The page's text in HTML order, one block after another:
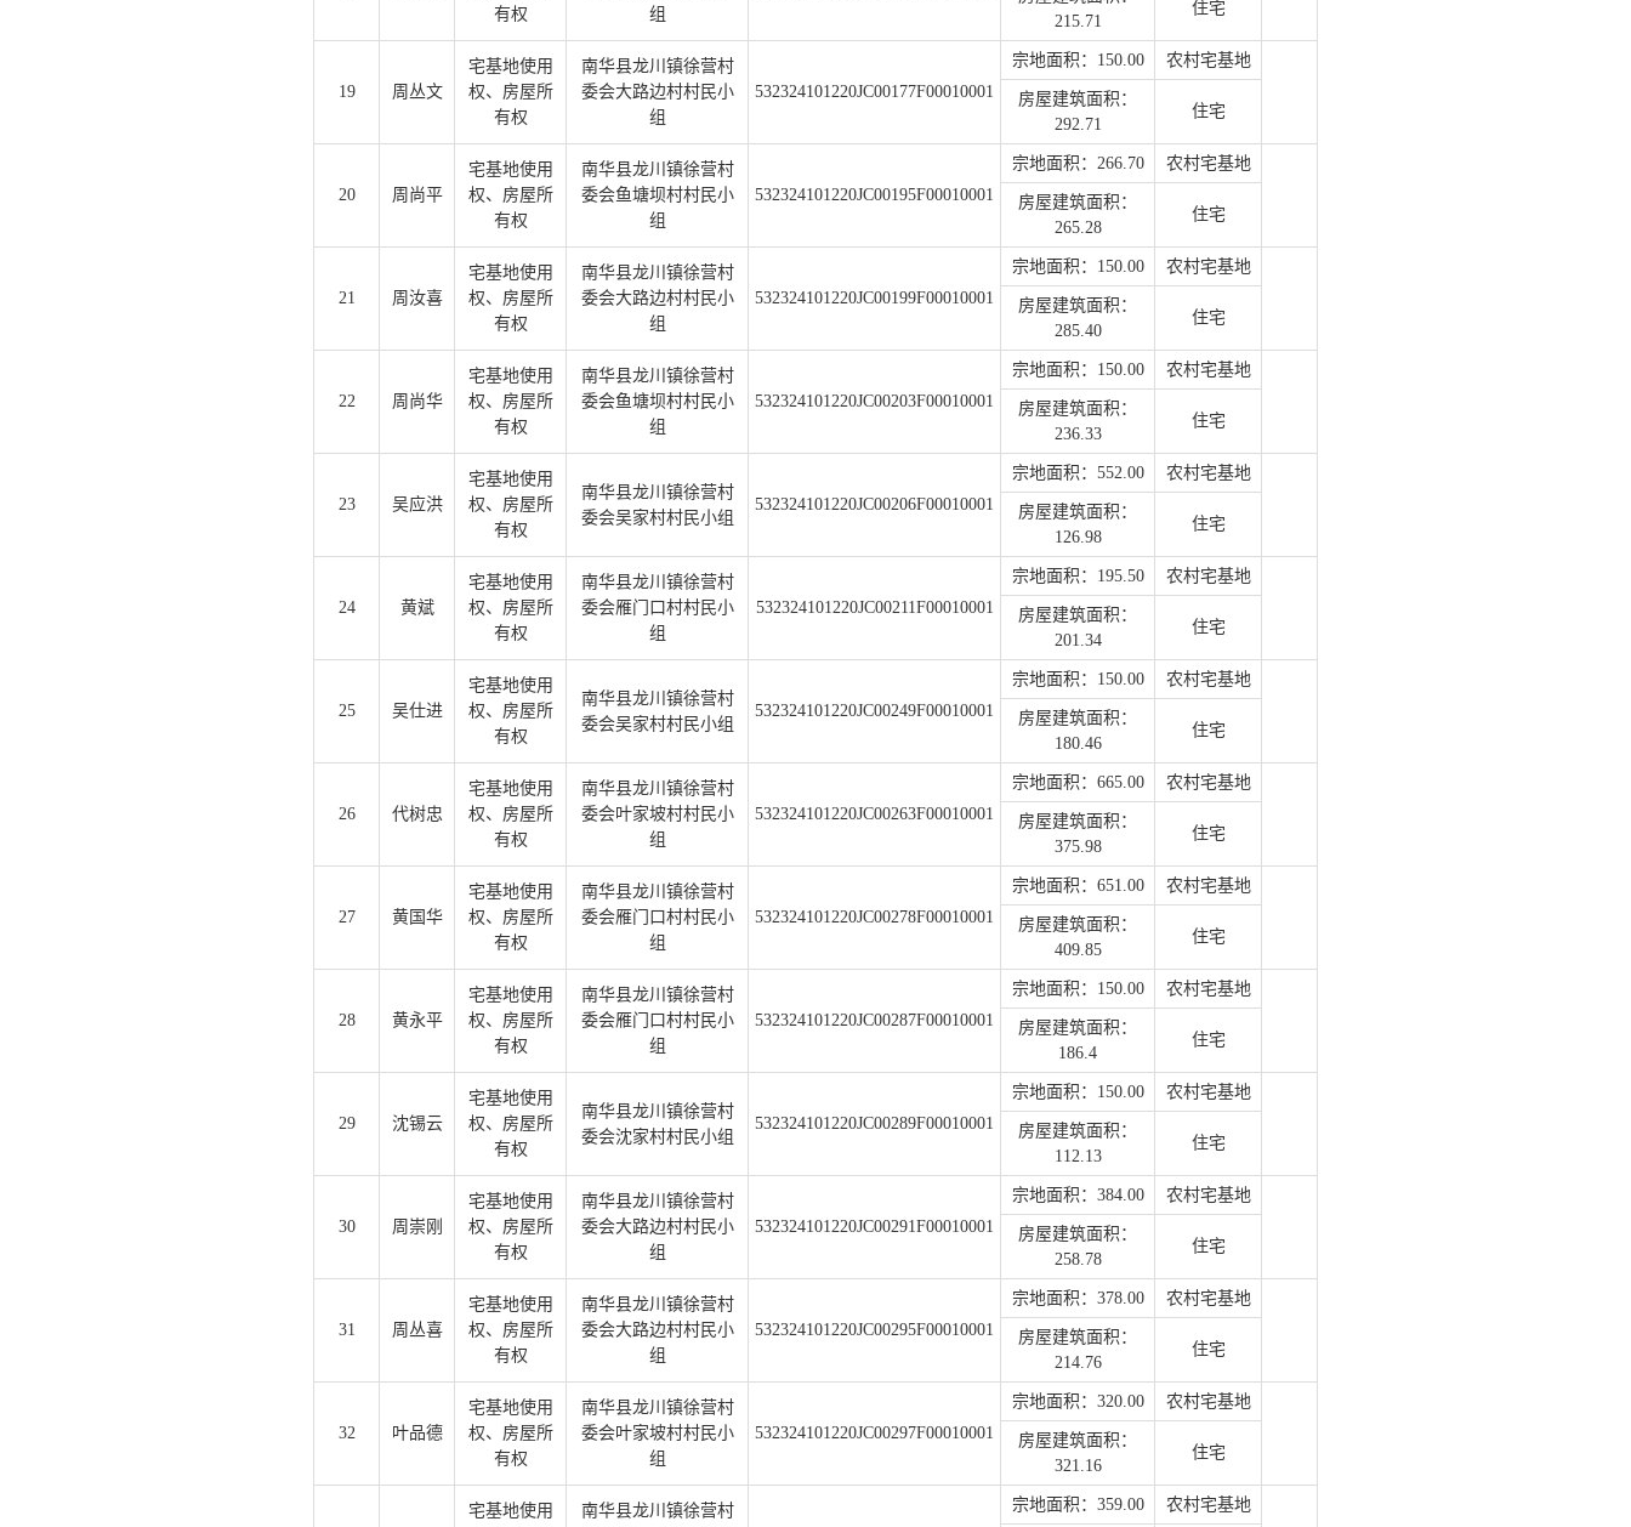
有权
组
215.71
住宅
19 周丛文
宅基地使用
权、房屋所
有权
南华县龙川镇徐营村
委会大路边村村民小
组
532324101220JC00177F00010001
宗地面积：150.00 农村宅基地
房屋建筑面积：
292.71
住宅
20 周尚平
宅基地使用
权、房屋所
有权
南华县龙川镇徐营村
委会鱼塘坝村村民小
组
532324101220JC00195F00010001
宗地面积：266.70 农村宅基地
房屋建筑面积：
265.28
住宅
21 周汝喜
宅基地使用
权、房屋所
有权
南华县龙川镇徐营村
委会大路边村村民小
组
532324101220JC00199F00010001
宗地面积：150.00 农村宅基地
房屋建筑面积：
285.40
住宅
22 周尚华
宅基地使用
权、房屋所
有权
南华县龙川镇徐营村
委会鱼塘坝村村民小
组
532324101220JC00203F00010001
宗地面积：150.00 农村宅基地
房屋建筑面积：
236.33
住宅
23 吴应洪
宅基地使用
权、房屋所
有权
南华县龙川镇徐营村
委会吴家村村民小组
532324101220JC00206F00010001
宗地面积：552.00 农村宅基地
房屋建筑面积：
126.98
住宅
24 黄斌
宅基地使用
权、房屋所
有权
南华县龙川镇徐营村
委会雁门口村村民小
组
532324101220JC00211F00010001
宗地面积：195.50 农村宅基地
房屋建筑面积：
201.34
住宅
25 吴仕进
宅基地使用
权、房屋所
有权
南华县龙川镇徐营村
委会吴家村村民小组
532324101220JC00249F00010001
宗地面积：150.00 农村宅基地
房屋建筑面积：
180.46
住宅
26 代树忠
宅基地使用
权、房屋所
有权
南华县龙川镇徐营村
委会叶家坡村村民小
组
532324101220JC00263F00010001
宗地面积：665.00 农村宅基地
房屋建筑面积：
375.98
住宅
27 黄国华
宅基地使用
权、房屋所
有权
南华县龙川镇徐营村
委会雁门口村村民小
组
532324101220JC00278F00010001
宗地面积：651.00 农村宅基地
房屋建筑面积：
409.85
住宅
28 黄永平
宅基地使用
权、房屋所
有权
南华县龙川镇徐营村
委会雁门口村村民小
组
532324101220JC00287F00010001
宗地面积：150.00 农村宅基地
房屋建筑面积：
186.4
住宅
29 沈锡云
宅基地使用
权、房屋所
有权
南华县龙川镇徐营村
委会沈家村村民小组
532324101220JC00289F00010001
宗地面积：150.00 农村宅基地
房屋建筑面积：
112.13
住宅
30 周崇刚
宅基地使用
权、房屋所
有权
南华县龙川镇徐营村
委会大路边村村民小
组
532324101220JC00291F00010001
宗地面积：384.00 农村宅基地
房屋建筑面积：
258.78
住宅
31 周丛喜
宅基地使用
权、房屋所
有权
南华县龙川镇徐营村
委会大路边村村民小
组
532324101220JC00295F00010001
宗地面积：378.00 农村宅基地
房屋建筑面积：
214.76
住宅
32 叶品德
宅基地使用
权、房屋所
有权
南华县龙川镇徐营村
委会叶家坡村村民小
组
532324101220JC00297F00010001
宗地面积：320.00 农村宅基地
房屋建筑面积：
321.16
住宅
宅基地使用 南华县龙川镇徐营村 宗地面积：359.00 农村宅基地